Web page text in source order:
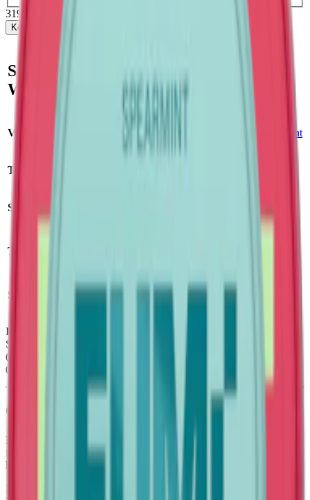
319,90 kr
10-pack
Köp
Snabb fakta om FUMi
Watermelon Mint Mini 1
Varumärke: mint
Tillverkare
Styrka: mild vitt snus
Torrhet:
Snustyp: vitt snus Nettovikt per dosa:
Ingredienser:
Surhetsreglerande medel (E330,E500), Fuktighetsbevarande medel
(E1520), Stabiliseringsmedel (E1201), Nikotin, Sötningsmedel
(E950,E955)
Om FUMi Watermelon Mint Mini 1
FUMi Watermelon Mint Mini Regular #1 är ett
fruktig och uppfriskande smakprofil där söt vattenmelon tar
huvudrollen, medan minten bidrar med en lätt och svalkande ton.
Produkten kommer från FUMi och tillverkas av Helix Sweden AB.